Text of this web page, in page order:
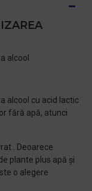
alcool
alcool cu acid lactic
fără apă, atunci
. Deoarece
plante plus apă și
o alegere